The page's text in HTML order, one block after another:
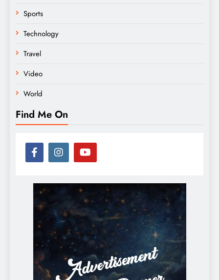
Sports
Technology
Travel
Video
World
Find Me On